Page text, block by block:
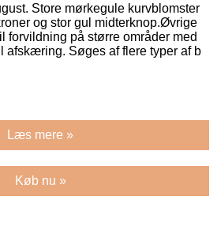
Store mørkegule kurvblomster
og stor gul midterknop.Øvrige
forvildning på større områder med
afskæring. Søges af flere typer af b
Læs mere »
Køb nu »